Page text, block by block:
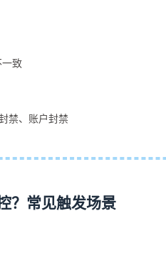
致
禁、账户封禁
？常见触发场景